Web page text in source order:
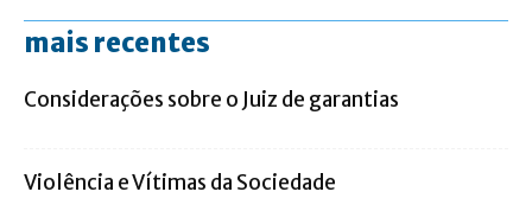
mais recentes
Considerações sobre o Juiz de garantias
Violência e Vítimas da Sociedade